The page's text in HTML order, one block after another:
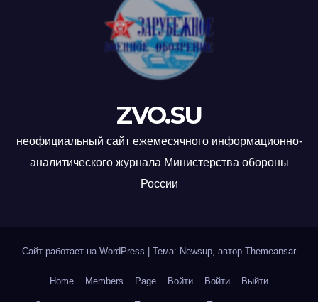
ZVO.SU
неофициальный сайт ежемесячного информационно-
аналитического журнала Министерства обороны
России
Сайт работает на WordPress Тема: Newsup, автор Themeansar
Home Members Page Войти Войти Выйти